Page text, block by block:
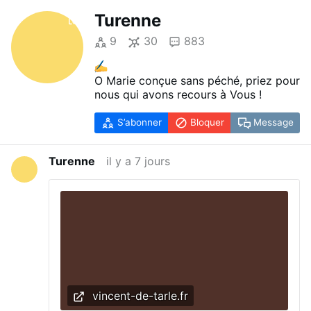
Turenne
9 30 883
O Marie conçue sans péché, priez pour
nous qui avons recours à Vous !
S’abonner Bloquer Message
Turenne il y a 7 jours
vincent-de-tarle.fr